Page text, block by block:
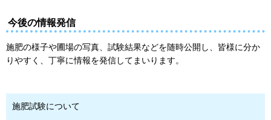
今後の情報発信
施肥の様子や圃場の写真、試験結果などを随時公開し、皆様に分か
りやすく、丁寧に情報を発信してまいります。
施肥試験について